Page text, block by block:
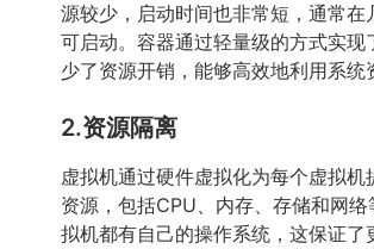
源较少，启动时间也非常短，通常在
可启动。容器通过轻量级的方式实现
少了资源开销，能够高效地利用系统
2.资源隔离
虚拟机通过硬件虚拟化为每个虚拟机
资源，包括CPU、内存、存储和网络
拟机都有自己的操作系统，这保证了